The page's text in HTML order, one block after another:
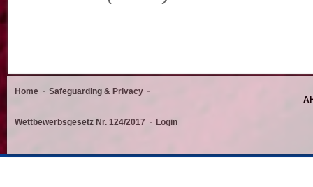
Home Safeguarding & Privacy
Wettbewerbsgesetz Nr. 124/2017 Login